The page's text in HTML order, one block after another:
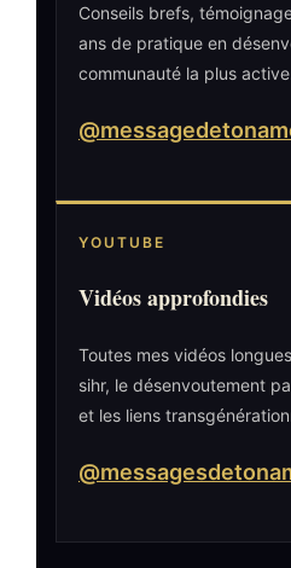
Conseils brefs,
ans de pratique en
communauté la plus
YOUTUBE
Vidéos approfondies
Toutes mes vidéos
sihr, le désenvoutement
et les liens